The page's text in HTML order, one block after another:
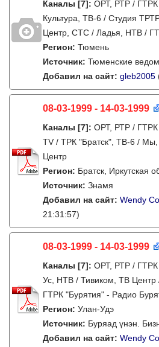
Каналы [7]: ОРТ, РТР / ГТРК
Культура, ТВ-6 / Студия
Центр, СТС / Ладья, НТВ /
Регион: Тюмень
Источник: Тюменские
Добавил на сайт: gleb2005
08-03-1999 - 14-03-1999
Каналы [7]: ОРТ, РТР / ГТРК
TV / ТРК "Братск", ТВ-6 /
Центр
Регион: Братск, Иркутская
Источник: Знамя
Добавил на сайт: Wendy
21:31:57)
08-03-1999 - 14-03-1999
Каналы [7]: ОРТ, РТР / ГТРК
Ус, НТВ / Тивиком, ТВ
ГТРК "Бурятия" - Радио
Регион: Улан-Удэ
Источник: Буряад үнэн.
Добавил на сайт: Wendy